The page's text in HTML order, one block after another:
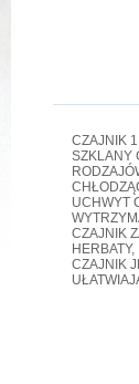
CZAJNIK
SZKLANY
UCHWYT
CZAJNIK
CZAJNIK